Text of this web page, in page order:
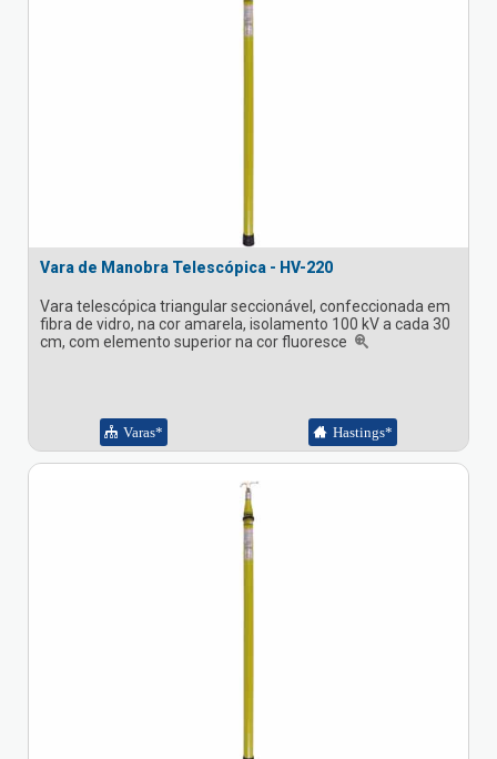
Vara de Manobra Telescópica - HV-220
Vara telescópica triangular seccionável, confeccionada em
fibra de vidro, na cor amarela, isolamento 100 kV a cada 30
cm, com elemento superior na cor fluoresce
Varas* Hastings*